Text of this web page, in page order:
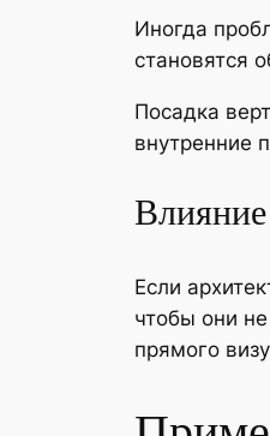
Иногда
становятся
Посадка
внутренние
Если
чтобы они
прямого